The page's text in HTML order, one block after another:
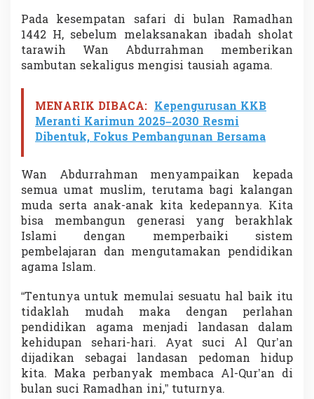
k
a
n
T
a
i
a
h
M
a
s
j
i
d
u
t
t
a
q
i
n
Pada kesempatan safari di bulan Ramadhan
1442 H, sebelum melaksanakan ibadah sholat
tarawih Wan Abdurrahman memberikan
sambutan sekaligus mengisi tausiah agama.
MENARIK DIBACA: Kepengurusan KKB
Meranti Karimun 2025–2030 Resmi
Dibentuk, Fokus Pembangunan Bersama
Wan Abdurrahman menyampaikan kepada
semua umat muslim, terutama bagi kalangan
muda serta anak-anak kita kedepannya. Kita
bisa membangun generasi yang berakhlak
Islami dengan memperbaiki sistem
pembelajaran dan mengutamakan pendidikan
agama Islam.
“Tentunya untuk memulai sesuatu hal baik itu
tidaklah mudah maka dengan perlahan
pendidikan agama menjadi landasan dalam
kehidupan sehari-hari. Ayat suci Al Qur’an
dijadikan sebagai landasan pedoman hidup
kita. Maka perbanyak membaca Al-Qur’an di
bulan suci Ramadhan ini,” tuturnya.